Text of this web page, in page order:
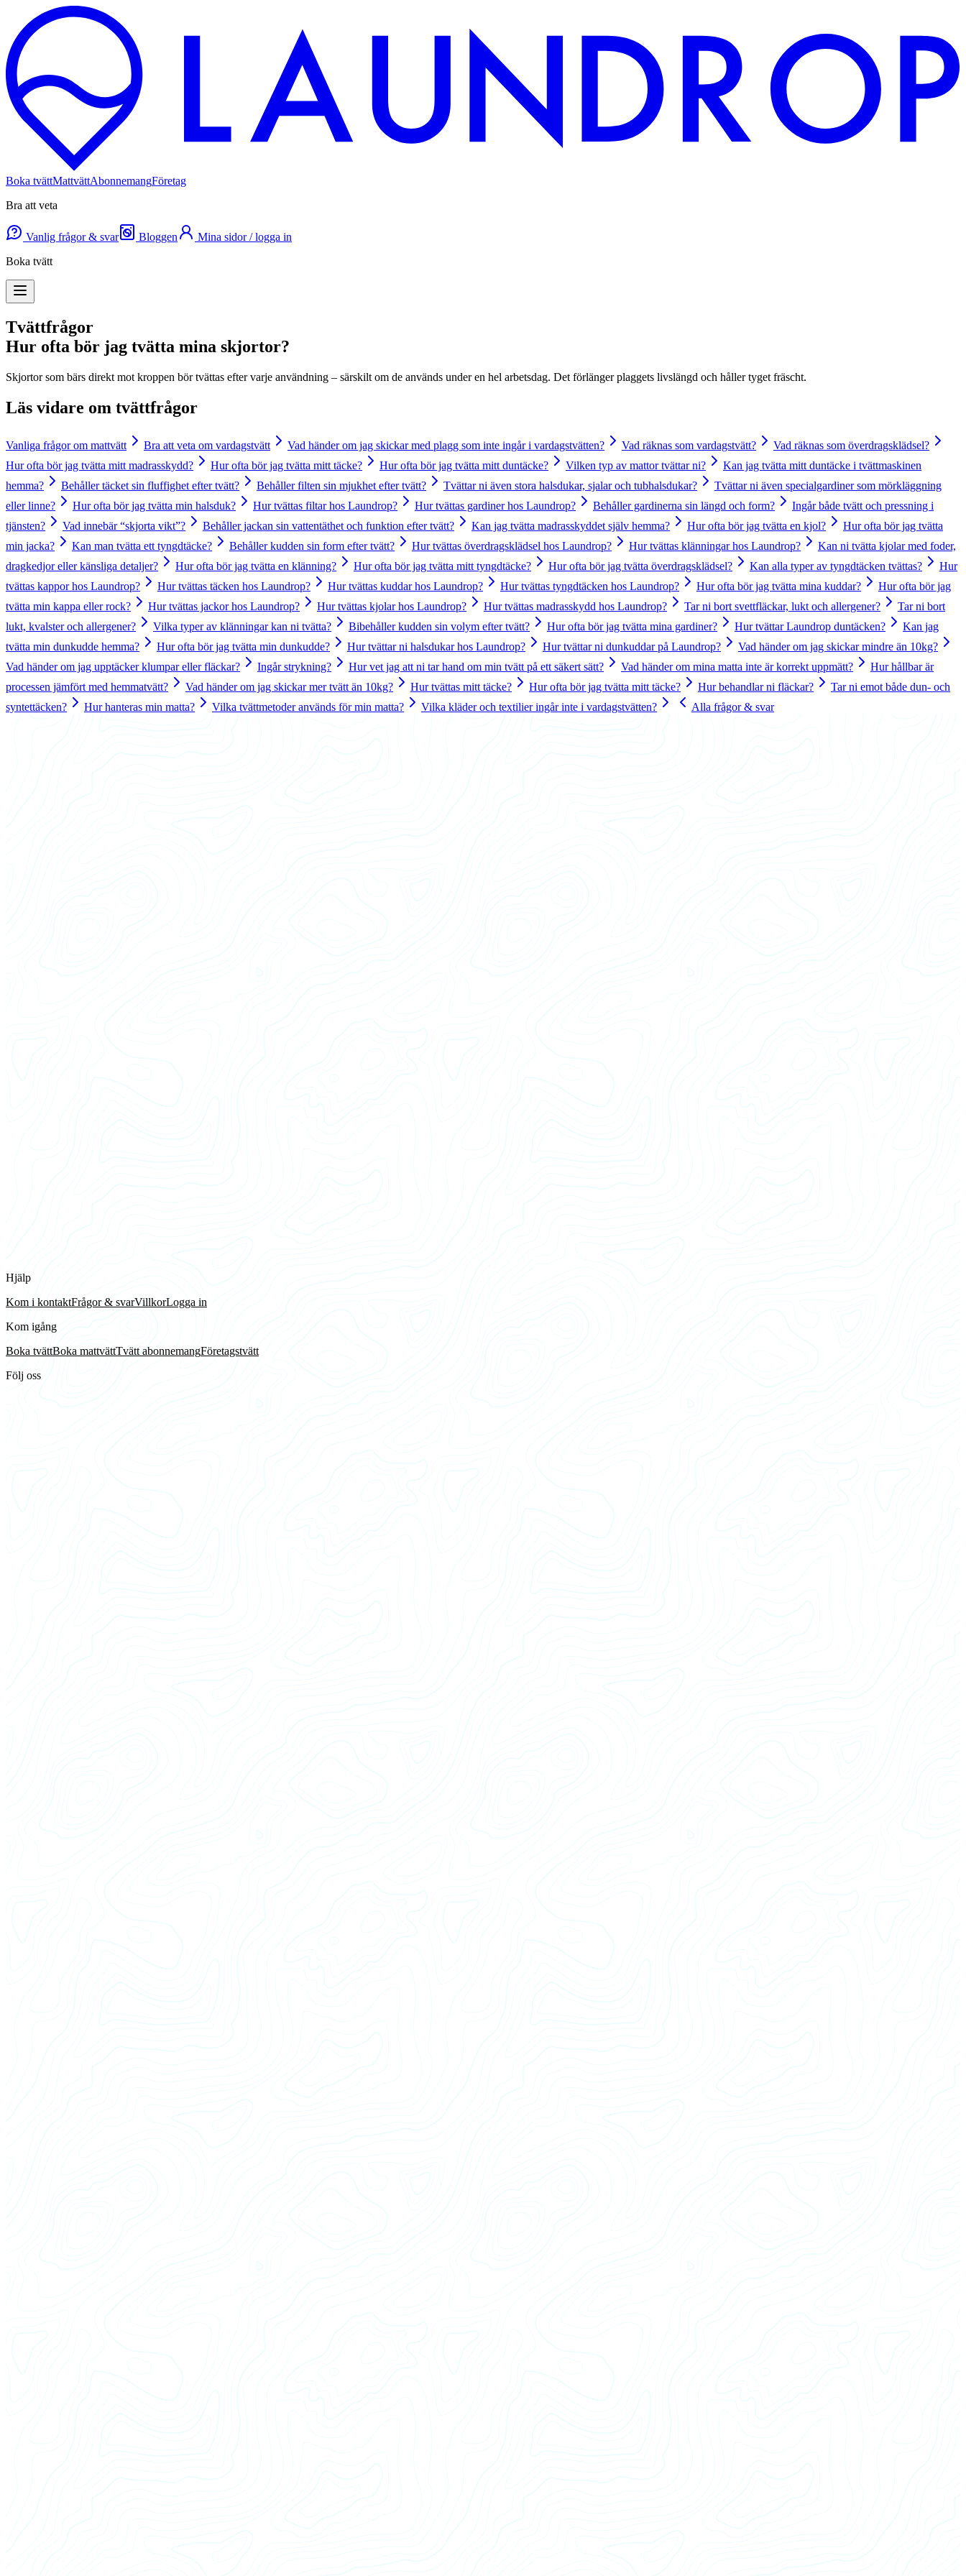
Boka tvättMattvättAbonnemangFöretag
Bra att veta
Vanlig frågor & svar Bloggen
Mina sidor / logga in
Boka tvätt
Tvättfrågor
Hur ofta bör jag tvätta mina skjortor?
Skjortor som bärs direkt mot kroppen bör tvättas efter varje användning – särskilt om de används under en hel arbetsdag. Det förlänger plaggets livslängd och håller tyget fräscht.
Läs vidare om tvättfrågor
Vanliga frågor om mattvätt Bra att veta om vardagstvätt Vad händer om jag skickar med plagg som inte ingår i vardagstvätten? Vad räknas som vardagstvätt?
Vad räknas som överdragsklädsel?
Hur ofta bör jag tvätta mitt madrasskydd?
Hur ofta bör jag tvätta mitt täcke? Hur ofta bör jag tvätta mitt duntäcke? Vilken typ av mattor tvättar ni?
Kan jag tvätta mitt duntäcke i tvättmaskinen
hemma?
Behåller täcket sin fluffighet efter tvätt? Behåller filten sin mjukhet efter tvätt? Tvättar ni även stora halsdukar, sjalar och tubhalsdukar?
Tvättar ni även specialgardiner som mörkläggning
eller linne?
Hur ofta bör jag tvätta min halsduk? Hur tvättas filtar hos Laundrop? Hur tvättas gardiner hos Laundrop? Behåller gardinerna sin längd och form?
Ingår både tvätt och pressning i
tjänsten?
Vad innebär “skjorta vikt”? Behåller jackan sin vattentäthet och funktion efter tvätt? Kan jag tvätta madrasskyddet själv hemma? Hur ofta bör jag tvätta en kjol?
Hur ofta bör jag tvätta
min jacka?
Kan man tvätta ett tyngdtäcke? Behåller kudden sin form efter tvätt? Hur tvättas överdragsklädsel hos Laundrop? Hur tvättas klänningar hos Laundrop?
Kan ni tvätta kjolar med foder,
dragkedjor eller känsliga detaljer?
Hur ofta bör jag tvätta en klänning? Hur ofta bör jag tvätta mitt tyngdtäcke? Hur ofta bör jag tvätta överdragsklädsel? Kan alla typer av tyngdtäcken tvättas?
Hur
tvättas kappor hos Laundrop?
Hur tvättas täcken hos Laundrop? Hur tvättas kuddar hos Laundrop? Hur tvättas tyngdtäcken hos Laundrop? Hur ofta bör jag tvätta mina kuddar?
Hur ofta bör jag
tvätta min kappa eller rock?
Hur tvättas jackor hos Laundrop? Hur tvättas kjolar hos Laundrop? Hur tvättas madrasskydd hos Laundrop? Tar ni bort svettfläckar, lukt och allergener?
Tar ni bort
lukt, kvalster och allergener?
Vilka typer av klänningar kan ni tvätta? Bibehåller kudden sin volym efter tvätt? Hur ofta bör jag tvätta mina gardiner? Hur tvättar Laundrop duntäcken?
Kan jag
tvätta min dunkudde hemma?
Hur ofta bör jag tvätta min dunkudde? Hur tvättar ni halsdukar hos Laundrop? Hur tvättar ni dunkuddar på Laundrop?
Vad händer om jag skickar mindre än 10kg?
Vad händer om jag upptäcker klumpar eller fläckar?
Ingår strykning? Hur vet jag att ni tar hand om min tvätt på ett säkert sätt? Vad händer om mina matta inte är korrekt uppmätt?
Hur hållbar är
processen jämfört med hemmatvätt?
Vad händer om jag skickar mer tvätt än 10kg? Hur tvättas mitt täcke? Hur ofta bör jag tvätta mitt täcke? Hur behandlar ni fläckar?
Tar ni emot både dun- och
syntettäcken?
Hur hanteras min matta? Vilka tvättmetoder används för min matta? Vilka kläder och textilier ingår inte i vardagstvätten? Alla frågor & svar
Hjälp
Kom i kontaktFrågor & svarVillkorLogga in
Kom igång
Boka tvättBoka mattvättTvätt abonnemangFöretagstvätt
Följ oss